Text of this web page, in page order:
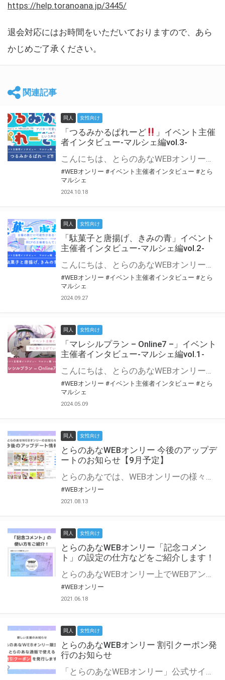
https://help.toranoana.jp/3445/
退会対応にはお時間をいただいておりますので、あら
かじめご了承ください。
関連記事
同人 女性向け
「つるみかるぱれーど
」イベント主催
者インタビュー-マルシェ編vol.3-
こんにちは、とらのあなWEBオンリー運営スタッフです。 新たにお届けする、イベント主催者インタビュー-マルシェ編-は、 とらのあなWEBオンリー「マルシェ」をご利用した主催様に 「マルシェ」を使って開催した感想や心がけをお聞きする企画です。 今回は、WEBオンリー初開催「つるみかるぱれーど
#WEBオンリー #イベント主催者インタビュー #とら
マルシェ
2024.10.18
同人 女性向け
「駄菓子と唐揚げ、きみの青」イベント
主催者インタビュー-マルシェ編vol.2-
こんにちは、とらのあなWEBオンリー運営スタッフです。 新たにお届けする、イベント主催者インタビュー-マルシェ編-は、 とらのあなWEBオンリー「マルシェ」をご利用の主催様に 「マルシェ」を使ってイベントを開催した感想や心がけをお聞きする企画です。 今回は、WEBオンリー初開催「駄菓子と唐揚げ、きみの青」より、 主催のぎこ六屋様にお話を伺いました。 協力：ぎこ六屋様／イベント公式Twitter（@krkgwks） とらのあなWEBオンリー「マルシェ」とは？ WEBオンリーでリアルタイムでコミュニケーションがとれるオンライン会場です。
#WEBオンリー #イベント主催者インタビュー #とら
マルシェ
2024.09.27
同人 女性向け
「マレシルプラン – Online7 –」イベント
主催者インタビュー-マルシェ編vol.1-
こんにちは、とらのあなWEBオンリー運営スタッフです。 新たにお届けする、イベント主催者インタビュー-マルシェ編-は、 とらのあなWEBオンリー「マルシェ」をご利用した主催様に 「マルシェ」を使って開催した感想や心がけをお聞きする企画です。 今回は、WEBオンリー開催7回目迎えた「マレシルプラン – Online7 –」より、 主催の玉川うた様にお話を伺いました。 ▼マレシルプランのインタビュー前回記事 「イベント主催者インタビュー vol.6」はこちら 協力：玉川うた様（マレシルプラン実行委員会 代表）／イベント公式Twitter（@mallesil_plan） とらのあなWEBオンリー「マルシェ」とは？ WEBオンリーでリアルタイムでコミュニケーションがとれるオンライン会場です。
#WEBオンリー #イベント主催者インタビュー #とら
マルシェ
2024.05.09
同人 女性向け
とらのあなWEBオンリー 今後のアップデ
ートのお知らせ【9月予定】
とらのあなでは、WEBオンリーの様々な支援を実施しています。 今回は2021年9月に実装を予定しているアップデート情報についてご紹介いたします。 とらのあなWEBオンリーサイトはこちら
#WEBオンリー
2021.08.13
同人 女性向け
とらのあなWEBオンリー「記念コメン
ト」の設定の仕方などをご紹介します！
とらのあなWEBオンリー上でWEBアンソロジーが作成できる「記念コメント」について、その使い方や作成手順を解説します！ 支援タイプを「サークル参加型」「サークル参加型・マルシェ(イベント会場)機能付き」でお申し込みいただいている主催者様はぜひご活用ください♪ とらのあなWEBオンリーサイトはこちら
#WEBオンリー
2021.06.18
同人 女性向け
とらのあなWEBオンリー 割引クーポン発
行のお知らせ
「とらのあなWEBオンリー」公式サイトでとらのあな通販の「割引クーポン」を配布中！ イベントごとに開催当日限定で使える割引クーポンのシリアルコードを発行します。 とらのあなWEBオンリーのページをチェックして、イベント当日にお得にお買い物を楽しみましょう♪ ※本キャンペーンは予告なく終了する場合がございます。 とらのあなWEBオンリーサイトはこちら